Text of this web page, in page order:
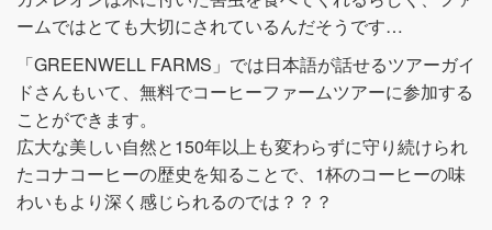
ームではとても大切にされているんだそうです…
「GREENWELL FARMS」では日本語が話せるツアーガイ
ドさんもいて、無料でコーヒーファームツアーに参加する
ことができます。
広大な美しい自然と150年以上も変わらずに守り続けられ
たコナコーヒーの歴史を知ることで、1杯のコーヒーの味
わいもより深く感じられるのでは？？？